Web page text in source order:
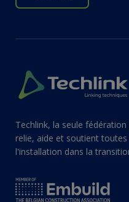
Techlink, la seule
relie, aide et soutient
l'installation dans la